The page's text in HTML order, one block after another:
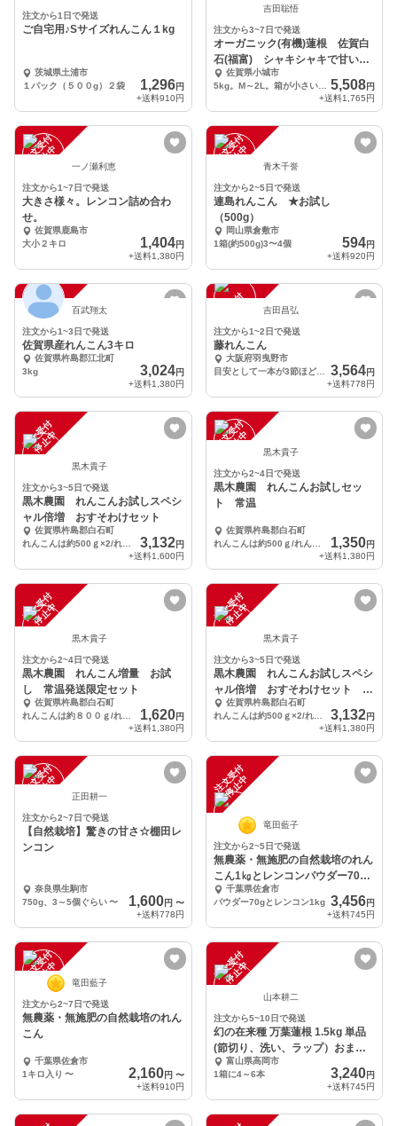
注文から1日で発送
ご自宅用♪Sサイズれんこん１kg
茨城県土浦市
１パック（５００g）２袋
1,296円
+送料910円
吉田聡悟
注文から3~7日で発送
オーガニック(有機)蓮根 佐賀白
石(福富) シャキシャキで甘いよ
～ 佐賀県小城市
5kg。M～2L。箱が小さいので(送料を安くするため)節で切って泥を塗った状態となります。
5,508円
+送料1,765円
注
文
受
付
停
止
中 一ノ瀬利恵
注文から1~7日で発送
大きさ様々。レンコン詰め合わ
せ。
佐賀県鹿島市
大小２キロ
1,404円
+送料1,380円
注
文
受
付
停
止
中 青木千誉
注文から2~5日で発送
連島れんこん ★お試し
（500g）
岡山県倉敷市
1箱(約500g)3〜4個
594円
+送料920円
注
文
受
付
停
止
中 百武翔太
注文から1~3日で発送
佐賀県産れんこん3キロ
佐賀県杵島郡江北町
3kg
3,024円
+送料1,380円
注
文
受
付
停
止 吉田昌弘
注文から1~2日で発送
藤れんこん
大阪府羽曳野市
目安として一本が3節ほどのれんこんが3〜4本入ります。
3,564円
+送料778円
注
文
受
付
停
止
中
黒木貴子
注文から3~5日で発送
黒木農園 れんこんお試しスペシ
ャル倍増 おすそわけセット
佐賀県杵島郡白石町
3,132円
+送料1,600円
注
文
受
付
停
止
中 黒木貴子
注文から2~4日で発送
黒木農園 れんこんお試しセッ
ト 常温
佐賀県杵島郡白石町
れんこんは約500ｇ/れんこん酢は３００ｍｌ/れんこんパウダー３０グラム
1,350円
+送料1,380円
注
文
受
付
停
止
中
黒木貴子
注文から2~4日で発送
黒木農園 れんこん増量 お試
し 常温発送限定セット
佐賀県杵島郡白石町
1,620円
+送料1,380円
注
文
受
付
停
止
中
黒木貴子
注文から3~5日で発送
黒木農園 れんこんお試しスペシ
ャル倍増 おすそわけセット 常
温タイプ
佐賀県杵島郡白石町
れんこんは約500ｇ×2/れんこん酢は３００ｍｌ×2/れんこんパウダー３０グラム×2
3,132円
+送料1,380円
注
文
受
付
停
止
中 正田耕一
注文から2~7日で発送
【自然栽培】驚きの甘さ☆棚田レ
ンコン
奈良県生駒市
750g、3～5個ぐらい〜 1,600円 〜
+送料778円
注
文
受
付
停
止
中
竜田藍子
注文から2~5日で発送
無農薬・無施肥の自然栽培のれん
こん1㎏とレンコンパウダー70g
入りのセット
千葉県佐倉市
パウダー70gとレンコン1kg 3,456円
+送料745円
注
文
受
付
停
止
中 竜田藍子
注文から2~7日で発送
無農薬・無施肥の自然栽培のれん
こん
千葉県佐倉市
1キロ入り 〜 2,160円 〜
+送料910円
注
文
受
付
停
止
中
山本耕二
注文から5~10日で発送
幻の在来種 万葉蓮根 1.5kg 単品
(節切り、洗い、ラップ）おまけ
付！富山県高岡市
1箱に4～6本
3,240円
+送料745円